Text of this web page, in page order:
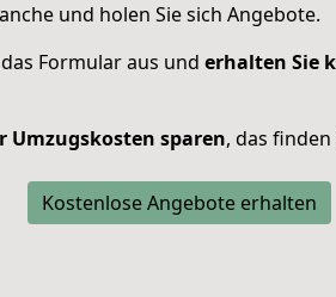
und holen Sie sich Angebote.
Formular aus und erhalten Sie
Umzugskosten sparen, das
Kostenlose Angebote erhalten